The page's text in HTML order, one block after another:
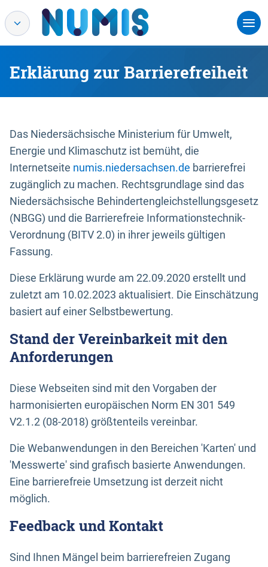
Erklärung zur Barrierefreiheit
Das Niedersächsische Ministerium für Umwelt,
Energie und Klimaschutz ist bemüht, die
Internetseite numis.niedersachsen.de barrierefrei
zugänglich zu machen. Rechtsgrundlage sind das
Niedersächsische Behindertengleichstellungsgesetz
(NBGG) und die Barrierefreie Informationstechnik-
Verordnung (BITV 2.0) in ihrer jeweils gültigen
Fassung.
Diese Erklärung wurde am 22.09.2020 erstellt und
zuletzt am 10.02.2023 aktualisiert. Die Einschätzung
basiert auf einer Selbstbewertung.
Stand der Vereinbarkeit mit den
Anforderungen
Diese Webseiten sind mit den Vorgaben der
harmonisierten europäischen Norm EN 301 549
V2.1.2 (08-2018) größtenteils vereinbar.
Die Webanwendungen in den Bereichen 'Karten' und
'Messwerte' sind grafisch basierte Anwendungen.
Eine barrierefreie Umsetzung ist derzeit nicht
möglich.
Feedback und Kontakt
Sind Ihnen Mängel beim barrierefreien Zugang